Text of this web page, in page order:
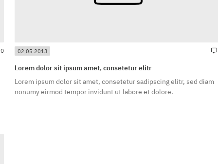
0#news.newsCommentsForPosting#
02.05.2013
Lorem dolor sit ipsum amet, consetetur elitr
Lorem ipsum dolor sit amet, consetetur sadipscing elitr, sed diam
nonumy eirmod tempor invidunt ut labore et dolore.